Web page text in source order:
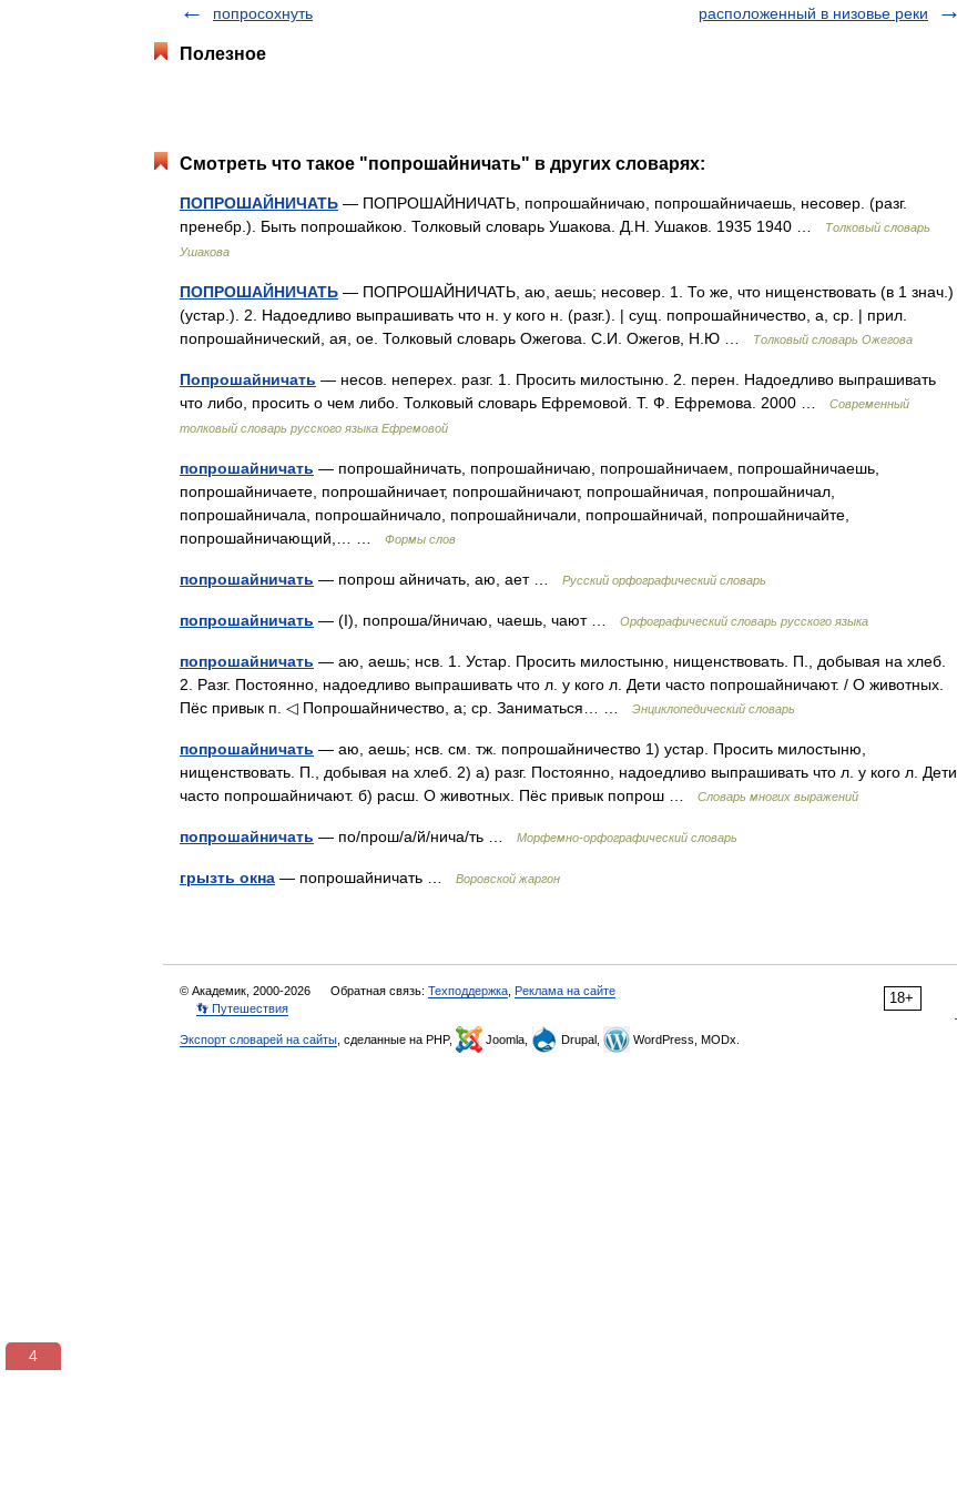
попросохнуть
расположенный в низовье реки
Полезное
Смотреть что такое "попрошайничать" в других словарях:
ПОПРОШАЙНИЧАТЬ — ПОПРОШАЙНИЧАТЬ, попрошайничаю, попрошайничаешь, несовер. (разг.
пренебр.). Быть попрошайкою. Толковый словарь Ушакова. Д.Н. Ушаков. 1935 1940 …
Толковый словарь
Ушакова
ПОПРОШАЙНИЧАТЬ — ПОПРОШАЙНИЧАТЬ, аю, аешь; несовер. 1. То же, что нищенствовать (в 1 знач.)
(устар.). 2. Надоедливо выпрашивать что н. у кого н. (разг.). | сущ. попрошайничество, а, ср. | прил.
попрошайнический, ая, ое. Толковый словарь Ожегова. С.И. Ожегов, Н.Ю …
Толковый словарь Ожегова
Попрошайничать — несов. неперех. разг. 1. Просить милостыню. 2. перен. Надоедливо выпрашивать
что либо, просить о чем либо. Толковый словарь Ефремовой. Т. Ф. Ефремова. 2000 …
Современный
толковый словарь русского языка Ефремовой
попрошайничать — попрошайничать, попрошайничаю, попрошайничаем, попрошайничаешь,
попрошайничаете, попрошайничает, попрошайничают, попрошайничая, попрошайничал,
попрошайничала, попрошайничало, попрошайничали, попрошайничай, попрошайничайте,
попрошайничающий,… …
Формы слов
попрошайничать — попрош айничать, аю, ает … Русский орфографический словарь
попрошайничать — (I), попроша/йничаю, чаешь, чают … Орфографический словарь русского языка
попрошайничать — аю, аешь; нсв. 1. Устар. Просить милостыню, нищенствовать. П., добывая на хлеб.
2. Разг. Постоянно, надоедливо выпрашивать что л. у кого л. Дети часто попрошайничают. / О животных.
Пёс привык п. ◁ Попрошайничество, а; ср. Заниматься… …
Энциклопедический словарь
попрошайничать — аю, аешь; нсв. см. тж. попрошайничество 1) устар. Просить милостыню,
нищенствовать. П., добывая на хлеб. 2) а) разг. Постоянно, надоедливо выпрашивать что л. у кого л. Дети
часто попрошайничают. б) расш. О животных. Пёс привык попрош …
Словарь многих выражений
попрошайничать — по/прош/а/й/нича/ть … Морфемно-орфографический словарь
грызть окна — попрошайничать … Воровской жаргон
18+
© Академик, 2000-2026 Обратная связь: Техподдержка Реклама на сайте
👣 Путешествия
Экспорт словарей на сайты , сделанные на PHP, Joomla, Drupal, WordPress, MODx.
3